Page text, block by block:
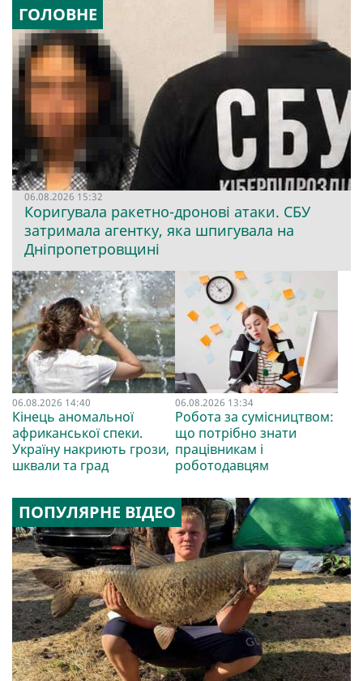
ГОЛОВНЕ
06.08.2026 15:32
Коригувала ракетно-дронові атаки. СБУ
затримала агентку, яка шпигувала на
Дніпропетровщині
06.08.2026 14:40
Кінець аномальної
африканської спеки.
Україну накриють грози,
шквали та град
06.08.2026 13:34
Робота за сумісництвом:
що потрібно знати
працівникам і
роботодавцям
ПОПУЛЯРНЕ ВІДЕО